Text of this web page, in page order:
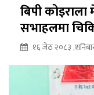
बिपी
सभाहलमा
१६ जेठ २०८३